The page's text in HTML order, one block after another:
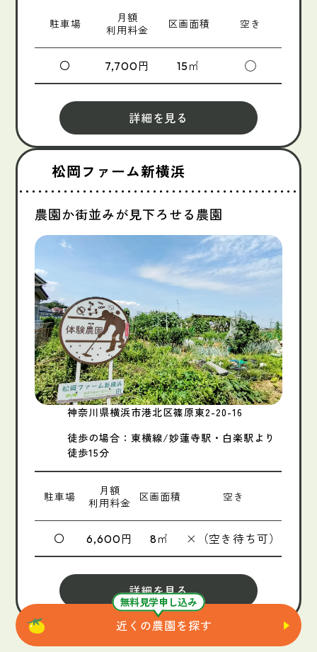
無料見学申し込み
近くの農園を探す
駐車場
月額
利用料金
区画面積 空き
〇 7,700円 15㎡ ◯
詳細を見る
松岡ファーム新横浜
農園か街並みが見下ろせる農園
神奈川県横浜市港北区篠原東2-20-16
徒歩の場合：東横線/妙蓮寺駅・白楽駅より
徒歩15分
駐車場
月額
利用料金
区画面積 空き
〇 6,600円 8㎡ ×（空き待ち可）
詳細を見る